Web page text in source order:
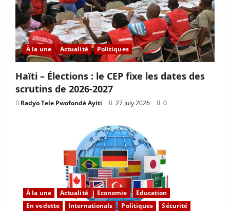
À la une Actualité Politiques
Haïti – Élections : le CEP fixe les dates des
scrutins de 2026-2027
Radyo Tele Pwofondè Ayiti 27 July 2026 0
À la une Actualité Economie
Education
En vedette
Internationals Politiques
Sécurité